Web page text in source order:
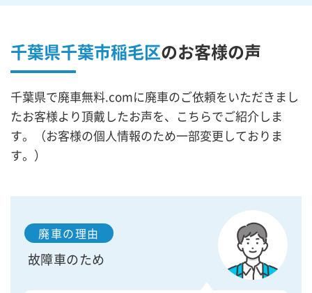
千葉県千葉市稲毛区のお客様の声
千葉県で廃車無料.comに廃車のご依頼をいただきまし
たお客様より頂戴したお声を、こちらでご紹介しま
す。（お客様の個人情報のため一部変更しておりま
す。）
廃車の理由
故障車のため